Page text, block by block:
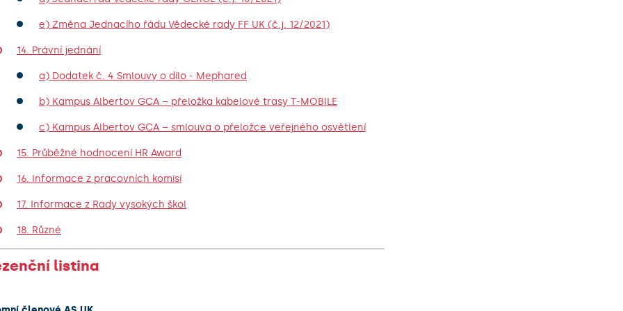
e) Změna Jednacího řádu Vědecké rady FF UK (č.j. 12/2021)
14. Právní jednání
a) Dodatek č. 4 Smlouvy o dílo - Mephared
b) Kampus Albertov GCA – přeložka kabelové trasy T-MOBILE
c) Kampus Albertov GCA – smlouva o přeložce veřejného osvětlení
15. Průběžné hodnocení HR Award
16. Informace z pracovních komisí
17. Informace z Rady vysokých škol
18. Různé
listina